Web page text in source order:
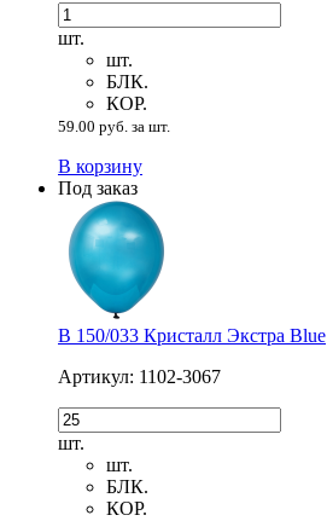
шт.
шт.
БЛК.
КОР.
59.00 руб. за шт.
В корзину
Под заказ
В 150/033 Кристалл Экстра Blue
Артикул: 1102-3067
шт.
шт.
БЛК.
КОР.